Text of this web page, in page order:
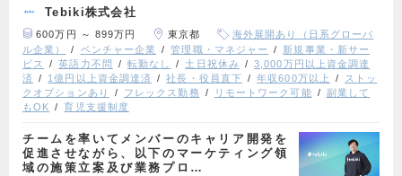
Tebiki株式会社
600万円 ～ 899万円 東京都
海外展開あり（日系グローバ
ル企業）
ベンチャー企業 管理職・マネジャー
新規事業・新サー
ビス
英語力不問 転勤なし 土日祝休み
3,000万円以上資金調達
済
1億円以上資金調達済 社長・役員直下 年収600万以上
ストッ
クオプションあり
フレックス勤務 リモートワーク可能
副業して
もOK
育児支援制度
チームを率いてメンバーのキャリア開発を
促進させながら、以下のマーケティング領
域の施策立案及び業務プロ…